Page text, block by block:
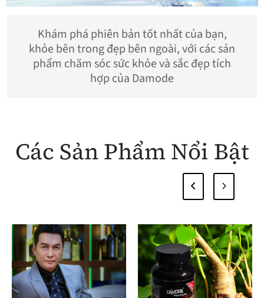
Khám phá phiên bản tốt nhất của bạn,
khỏe bên trong đẹp bên ngoài, với các sản
phẩm chăm sóc sức khỏe và sắc đẹp tích
hợp của Damode
Các Sản Phẩm Nổi Bật